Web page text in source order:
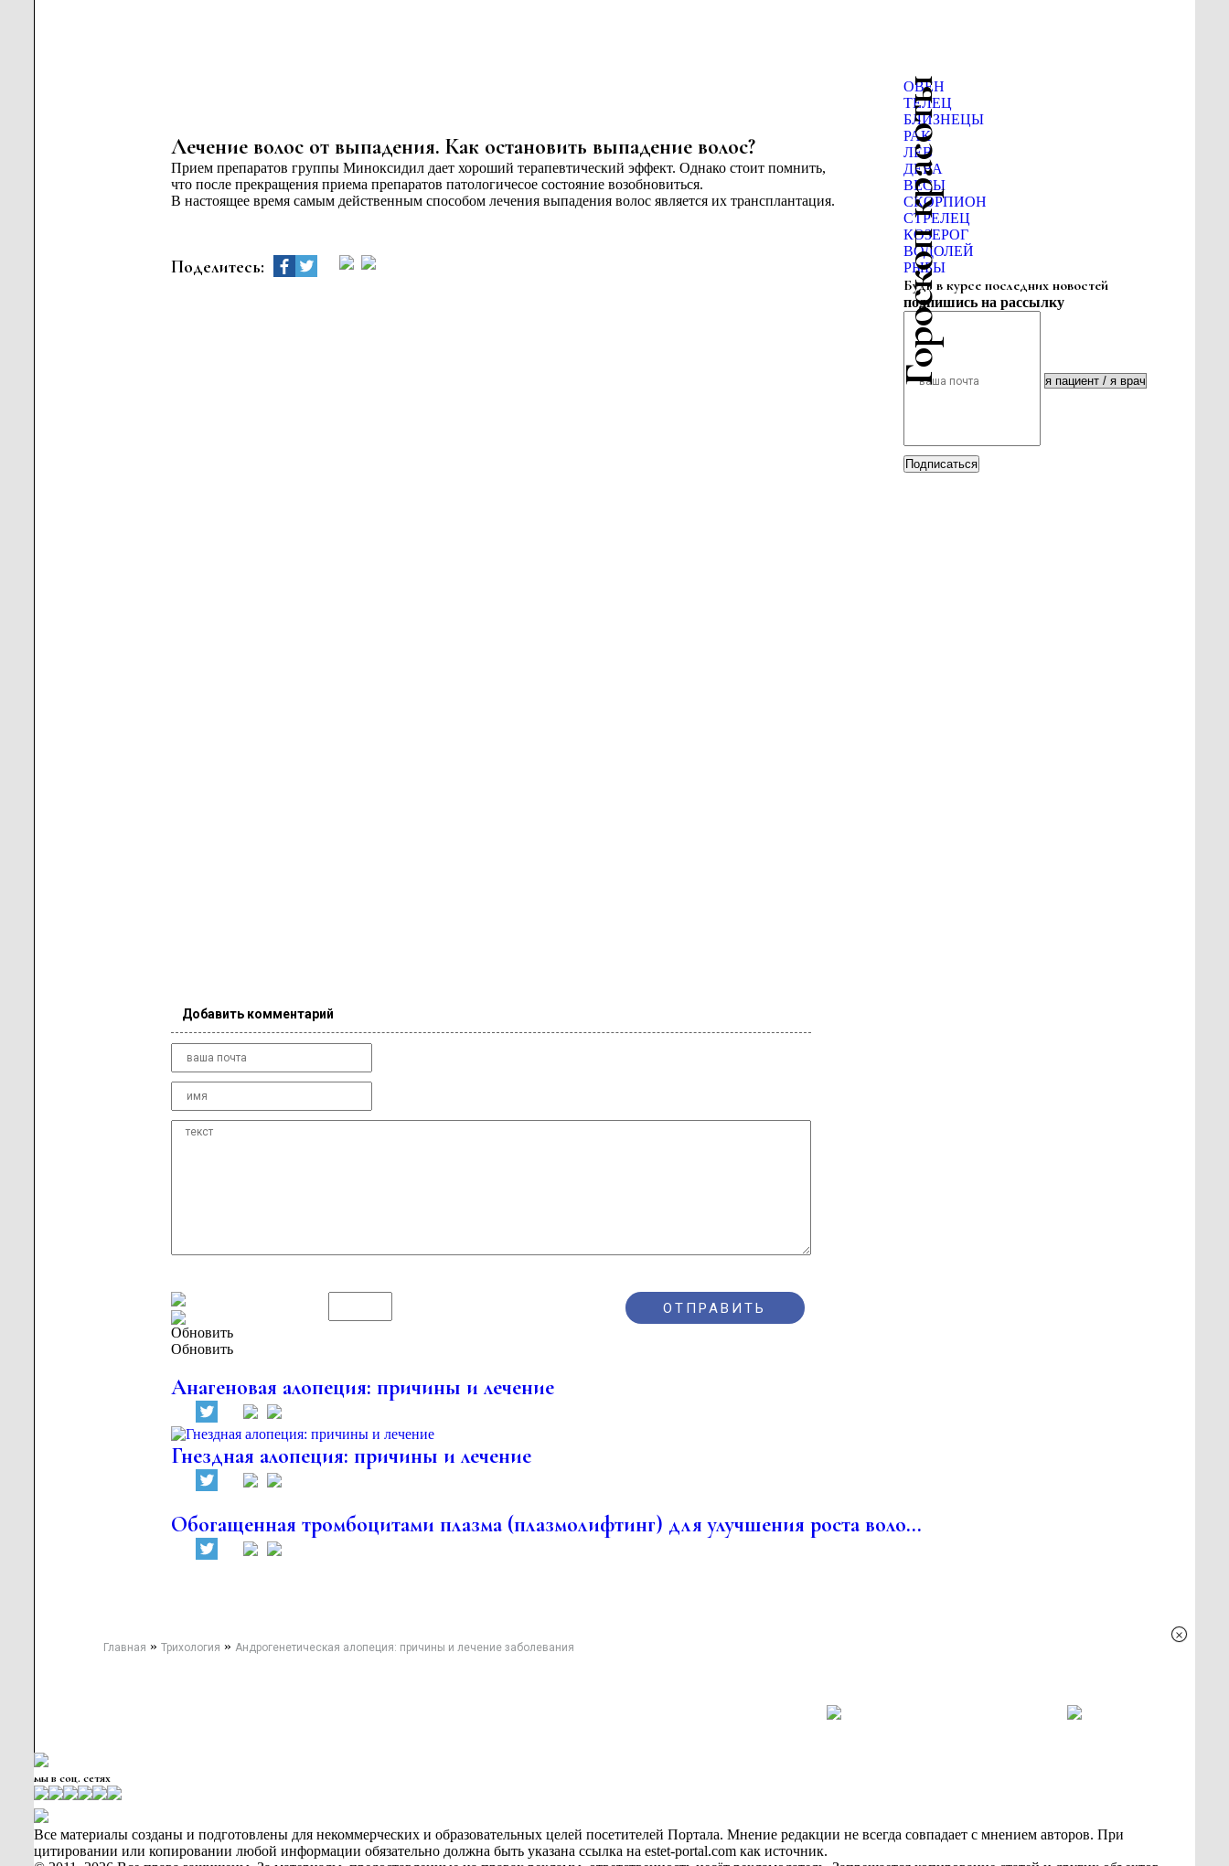
Лечение волос от выпадения. Как остановить выпадение волос?
Прием препаратов группы Миноксидил дает хороший терапевтический эффект. Однако стоит помнить,
что после прекращения приема препаратов патологичесое состояние возобновиться.
В настоящее время самым действенным способом лечения выпадения волос является их трансплантация.
Поделитесь:
Добавить комментарий
Обновить
Гороскоп красоты
ОВЕН
ТЕЛЕЦ
БЛИЗНЕЦЫ
РАК
ЛЕВ
ДЕВА
ВЕСЫ
СКОРПИОН
СТРЕЛЕЦ
КОЗЕРОГ
ВОДОЛЕЙ
РЫБЫ
Будь в курсе последних новостей
подпишись на рассылку
Подписаться
Анагеновая алопеция: причины и лечение
Гнездная алопеция: причины и лечение
Обогащенная тромбоцитами плазма (плазмолифтинг) для улучшения роста воло...
Главная »Трихология » Андрогенетическая алопеция: причины и лечение заболевания
×
мы в соц. сетях
Все материалы созданы и подготовлены для некоммерческих и образовательных целей посетителей Портала. Мнение редакции не всегда совпадает с мнением авторов. При
цитировании или копировании любой информации обязательно должна быть указана ссылка на estet-portal.com как источник.